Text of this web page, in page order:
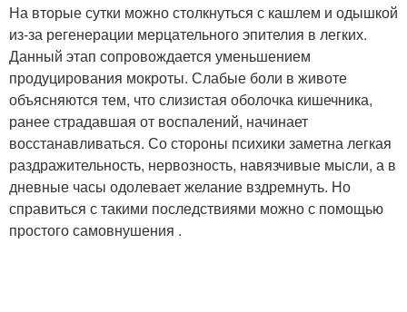
На вторые сутки можно столкнуться с кашлем и одышкой
из-за регенерации мерцательного эпителия в легких.
Данный этап сопровождается уменьшением
продуцирования мокроты. Слабые боли в животе
объясняются тем, что слизистая оболочка кишечника,
ранее страдавшая от воспалений, начинает
восстанавливаться. Со стороны психики заметна легкая
раздражительность, нервозность, навязчивые мысли, а в
дневные часы одолевает желание вздремнуть. Но
справиться с такими последствиями можно с помощью
простого самовнушения .